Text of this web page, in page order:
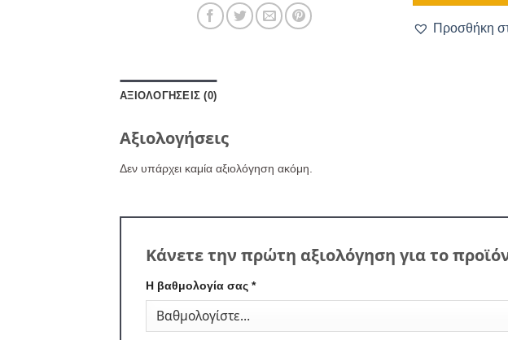
Προσθήκη
ΑΞΙΟΛΟΓΉΣΕΙΣ (0)
Αξιολογήσεις
Δεν υπάρχει καμία αξιολόγηση ακόμη.
Κάνετε την πρώτη αξιολόγηση για το
Η βαθμολογία σας *